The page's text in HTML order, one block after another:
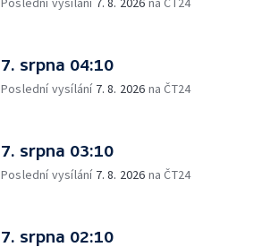
7. srpna 04:10
Poslední vysílání 7. 8. 2026 na ČT24
7. srpna 03:10
Poslední vysílání 7. 8. 2026 na ČT24
7. srpna 02:10